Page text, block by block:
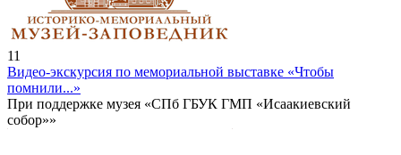
11
Видео-экскурсия по мемориальной выставке «Чтобы
помнили...»
При поддержке музея «СПб ГБУК ГМП «Исаакиевский
собор»»